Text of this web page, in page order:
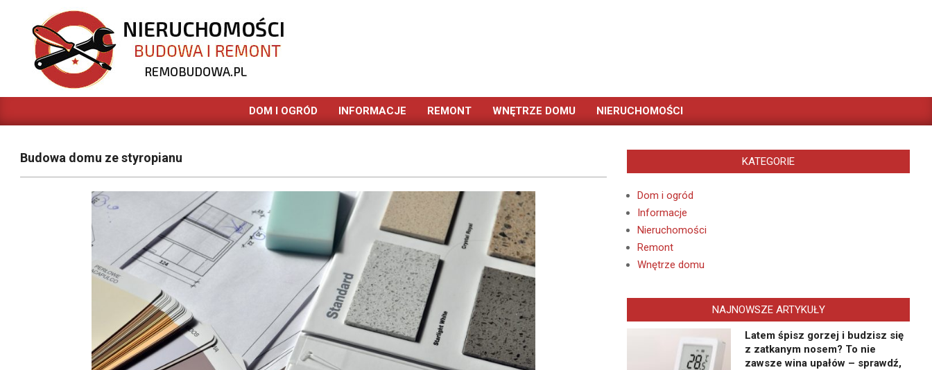
content
REMOBUDOWA.PL
Primary
DOM I OGRÓD INFORMACJE REMONT WNĘTRZE DOMU NIERUCHOMOŚCI
Budowa domu ze styropianu KATEGORIE
Dom i ogród
Informacje
Nieruchomości
Remont
Wnętrze domu
NAJNOWSZE ARTYKUŁY
Latem śpisz gorzej i budzisz się
z zatkanym nosem? To nie
zawsze wina upałów – sprawdź,